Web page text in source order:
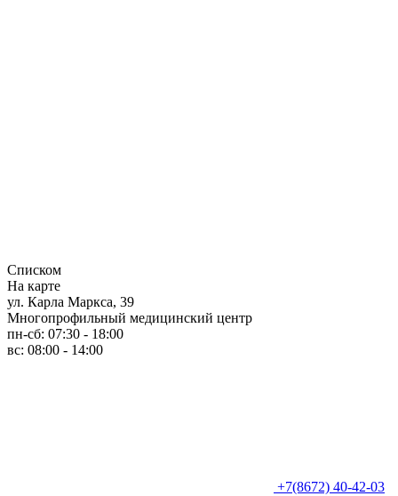
Списком
На карте
ул. Карла Маркса, 39
Многопрофильный медицинский центр
пн-сб: 07:30 - 18:00
вс: 08:00 - 14:00
+7(8672) 40-42-03